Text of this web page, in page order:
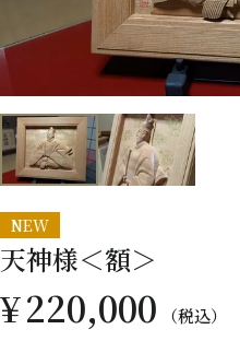
NEW
天神様＜額＞
¥220,000 税込